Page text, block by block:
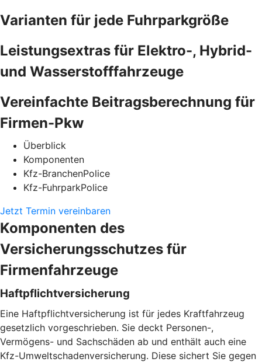
Varianten für jede Fuhrparkgröße
Leistungsextras für Elektro-, Hybrid-
und Wasserstofffahrzeuge
Vereinfachte Beitragsberechnung für
Firmen-Pkw
Überblick
Komponenten
Kfz-BranchenPolice
Kfz-FuhrparkPolice
Jetzt Termin vereinbaren
Komponenten des
Versicherungsschutzes für
Firmenfahrzeuge
Haftpflichtversicherung
Eine Haftpflichtversicherung ist für jedes Kraftfahrzeug
gesetzlich vorgeschrieben. Sie deckt Personen-,
Vermögens- und Sachschäden ab und enthält auch eine
Kfz-Umweltschadenversicherung. Diese sichert Sie gegen